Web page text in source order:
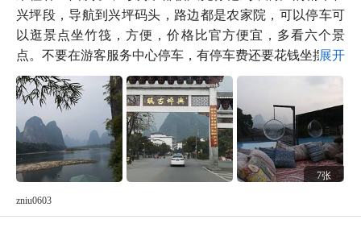
兴坪段，导航到兴坪码头，路边都是农家院，可以停车可
以逛景点坐竹筏，方便，价格比官方便宜，多看六个景
点。不要在游客服务中心停车，有停车费还要花钱坐摆...
展开
7张
zniu0603